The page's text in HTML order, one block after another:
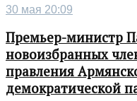
30 мая 20:09
Премьер-министр
новоизбранных
правления
демократической